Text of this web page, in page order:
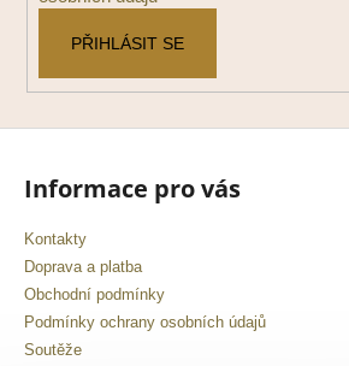
D
p
r
u
č
u
j
PŘIHLÁSIT SE
Informace pro vás
Kontakty
Doprava a platba
Obchodní podmínky
Podmínky ochrany osobních údajů
Soutěže